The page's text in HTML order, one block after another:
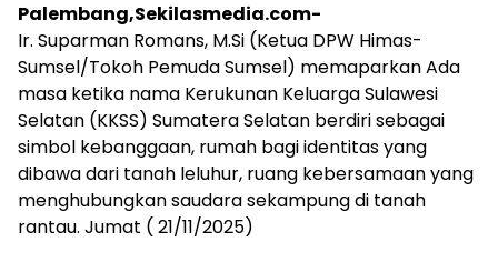
Palembang,Sekilasmedia.com-
Ir. Suparman Romans, M.Si (Ketua DPW Himas-
Sumsel/Tokoh Pemuda Sumsel) memaparkan Ada
masa ketika nama Kerukunan Keluarga Sulawesi
Selatan (KKSS) Sumatera Selatan berdiri sebagai
simbol kebanggaan, rumah bagi identitas yang
dibawa dari tanah leluhur, ruang kebersamaan yang
menghubungkan saudara sekampung di tanah
rantau. Jumat ( 21/11/2025)